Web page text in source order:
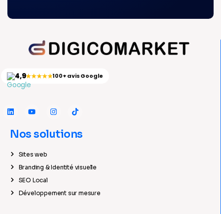
4,9★★★★★100+ avis Google
Nos solutions
Sites web
Branding & Identité visuelle
SEO Local
Développement sur mesure